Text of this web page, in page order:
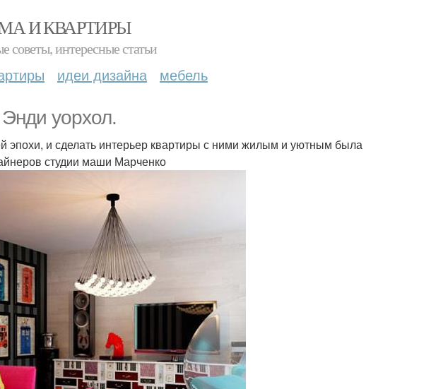
И КВАРТИРЫ
советы, интересные статьи
идеи дизайна мебель
уорхол.
эпохи, и сделать интерьер квартиры с ними жилым и уютным была
студии маши Марченко